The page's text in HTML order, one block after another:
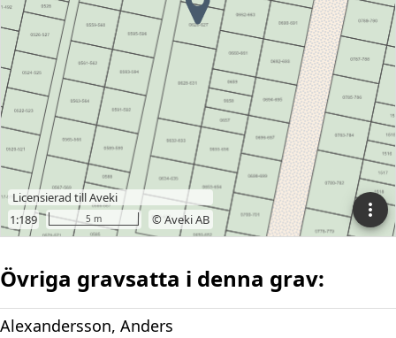
Övriga gravsatta i denna grav:
Alexandersson, Anders